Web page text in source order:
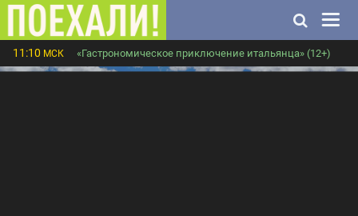
11:10 МСК «Гастрономическое приключение итальянца» (12+)